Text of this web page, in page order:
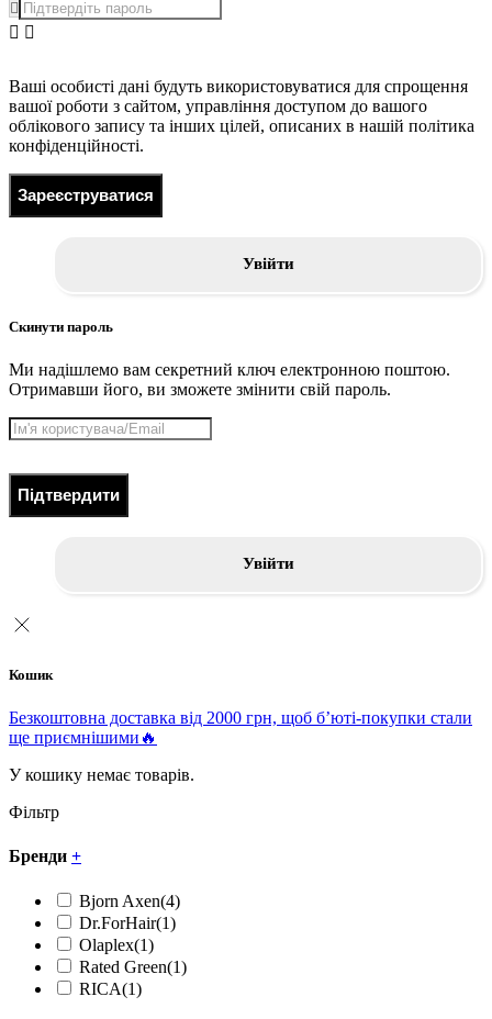
Ваші особисті дані будуть використовуватися для спрощення
вашої роботи з сайтом, управління доступом до вашого
облікового запису та інших цілей, описаних в нашій політика
конфіденційності.
Зареєструватися
Увійти
Скинути пароль
Ми надішлемо вам секретний ключ електронною поштою.
Отримавши його, ви зможете змінити свій пароль.
Підтвердити
Увійти
Кошик
Безкоштовна доставка від 2000 грн, щоб б’юті-покупки стали
ще приємнішими🔥
У кошику немає товарів.
Фільтр
Бренди +
Bjorn Axen(4)
Dr.ForHair(1)
Olaplex(1)
Rated Green(1)
RICA(1)